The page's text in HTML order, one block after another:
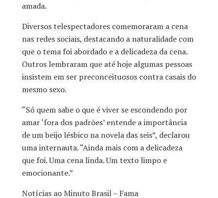
amada.
Diversos telespectadores comemoraram a cena
nas redes sociais, destacando a naturalidade com
que o tema foi abordado e a delicadeza da cena.
Outros lembraram que até hoje algumas pessoas
insistem em ser preconceituosos contra casais do
mesmo sexo.
“Só quem sabe o que é viver se escondendo por
amar ‘fora dos padrões’ entende a importância
de um beijo lésbico na novela das seis”, declarou
uma internauta. “Ainda mais com a delicadeza
que foi. Uma cena linda. Um texto limpo e
emocionante.”
Notícias ao Minuto Brasil – Fama